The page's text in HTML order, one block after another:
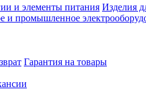
и элементы питания Изделия
и промышленное
Гарантия на товары